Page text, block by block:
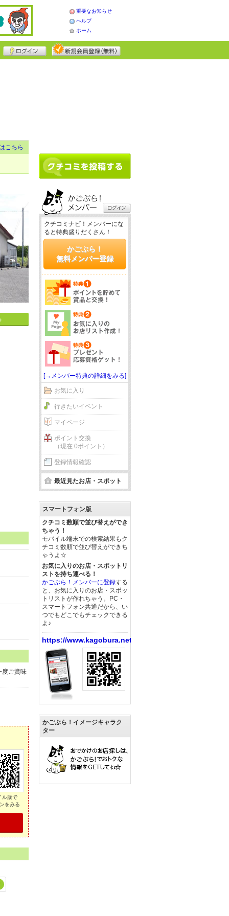
重要なお知らせ
ヘルプ
ホーム
こちら
度ご賞味
ル版で
をみる
クチコミナビ！メンバーにな
ると特典盛りだくさん！
かごぶら！
無料メンバー登録
[→メンバー特典の詳細をみる]
お気に入り
行きたいイベント
マイページ
ポイント交換
（現在 0ポイント）
登録情報確認
最近見たお店・スポット
スマートフォン版
クチコミ数順で並び替えができ
ちゃう！
モバイル端末での検索結果もク
チコミ数順で並び替えができち
ゃうよ☆
お気に入りのお店・スポットリ
ストを持ち運べる！
かごぶら！メンバーに登録する
と、お気に入りのお店・スポッ
トリストが作れちゃう。PC・
スマートフォン共通だから、い
つでもどこでもチェックできる
よ♪
https://www.kagobura.net/
かごぶら！イメージキャラク
ター